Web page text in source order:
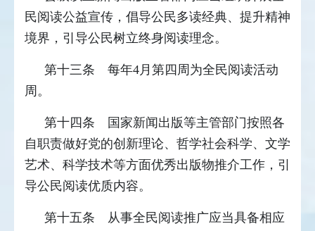
民阅读公益宣传，倡导公民多读经典、提升精神
境界，引导公民树立终身阅读理念。
第十三条 每年4月第四周为全民阅读活动
周。
第十四条 国家新闻出版等主管部门按照各
自职责做好党的创新理论、哲学社会科学、文学
艺术、科学技术等方面优秀出版物推介工作，引
导公民阅读优质内容。
第十五条 从事全民阅读推广应当具备相应